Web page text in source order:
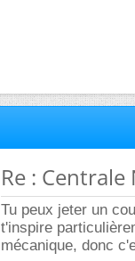
Re :
Tu peux jeter un
t'inspire
mécanique, donc